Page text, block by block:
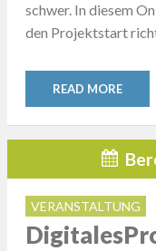
schwer. In diesem
den Projektstart
READ MORE
VERANSTALTUNG